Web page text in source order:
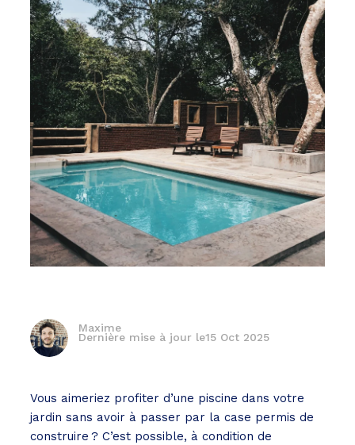
Maxime
Dernière mise à jour le15 Oct 2025
Vous aimeriez profiter d’une piscine dans votre
jardin sans avoir à passer par la case permis de
construire ? C’est possible, à condition de